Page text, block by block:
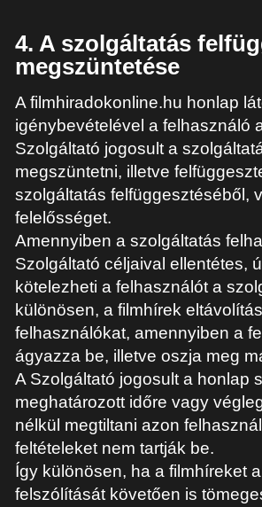
4. A szolgáltatás
megszüntetése
A filmhiradokonline.hu honlap
igénybevételével a felhasználó
Szolgáltató jogosult a
megszüntetni, illetve
szolgáltatás felfüggesztéséből,
felelősséget.
Amennyiben a szolgáltatás
Szolgáltató céljaival ellentétes,
kötelezheti a felhasználót a
különösen, a filmhírek
felhasználókat, amennyiben a
ágyazza be, illetve oszja meg
A Szolgáltató jogosult a honlap
meghatározott időre vagy
nélkül megtiltani azon
feltételeket nem tartják be.
Így különösen, ha a filmhíreket
felszólítását követően is